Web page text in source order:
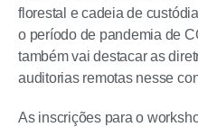
florestal e cadeia de
o período de pandemia de
também vai destacar as
auditorias remotas nesse
As inscrições para o